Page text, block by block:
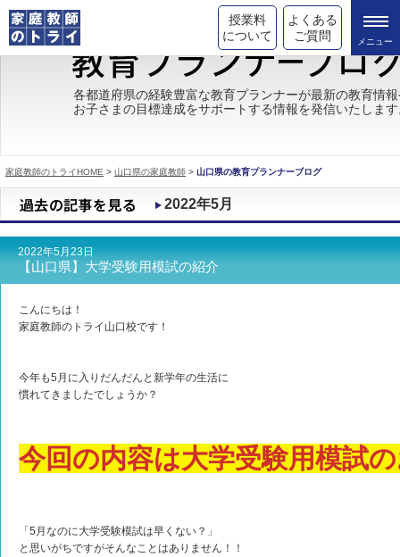
授業料
について
よくある
ご質問
トライの教育理念
成績が上がる理由
都道府県別情報
合格体験談
キャンペーン情報
各都道府県の経験豊富な教育プランナーが最新の教育情
お子さまの目標達成をサポートする情報を発信いたしま
家庭教師のトライHOME > 山口県の家庭教師 > 山口県の教育プランナーブログ
2022年5月
2022年5月23日
【山口県】大学受験用模試の紹介
こんにちは！
家庭教師のトライ山口校です！
今年も5月に入りだんだんと新学年の生活に
慣れてきましたでしょうか？
今回の内容は大学受験用模試
「5月なのに大学受験模試は早くない？」
と思いがちですがそんなことはありません！！